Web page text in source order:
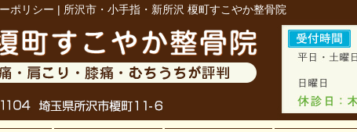
ポリシー | 所沢市・小手指・新所沢 榎町すこやか整骨院